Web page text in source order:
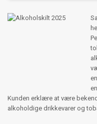
Kunden erklære at være
alkoholdige drikkevarer og